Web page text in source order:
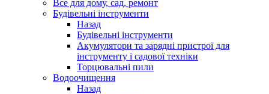
Все для дому, сад, ремонт
Будівельні інструменти
Назад
Будівельні інструменти
Акумулятори та зарядні пристрої для
інструменту і садової техніки
Торцювальні пили
Водоочищення
Назад